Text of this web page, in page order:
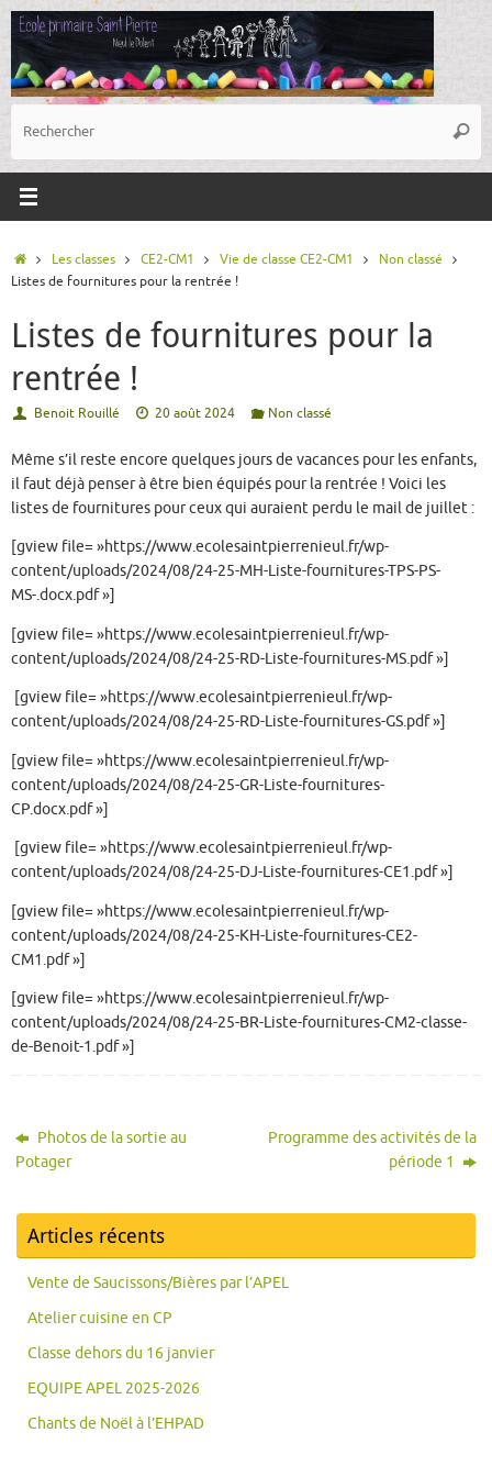
Passer
contenu
:
AccueilLes classes CE2-CM1 Vie de classe CE2-CM1
Non classé
Listes de fournitures pour la rentrée !
Listes de fournitures pour la
rentrée !
Benoit Rouillé 20 août 2024 Non classé
Même s’il reste encore quelques jours de vacances pour les enfants,
il faut déjà penser à être bien équipés pour la rentrée ! Voici les
listes de fournitures pour ceux qui auraient perdu le mail de juillet :
[gview file= »https://www.ecolesaintpierrenieul.fr/wp-
content/uploads/2024/08/24-25-MH-Liste-fournitures-TPS-PS-
MS-.docx.pdf »]
[gview file= »https://www.ecolesaintpierrenieul.fr/wp-
content/uploads/2024/08/24-25-RD-Liste-fournitures-MS.pdf »]
[gview file= »https://www.ecolesaintpierrenieul.fr/wp-
content/uploads/2024/08/24-25-RD-Liste-fournitures-GS.pdf »]
[gview file= »https://www.ecolesaintpierrenieul.fr/wp-
content/uploads/2024/08/24-25-GR-Liste-fournitures-
CP.docx.pdf »]
[gview file= »https://www.ecolesaintpierrenieul.fr/wp-
content/uploads/2024/08/24-25-DJ-Liste-fournitures-CE1.pdf »]
[gview file= »https://www.ecolesaintpierrenieul.fr/wp-
content/uploads/2024/08/24-25-KH-Liste-fournitures-CE2-
CM1.pdf »]
[gview file= »https://www.ecolesaintpierrenieul.fr/wp-
content/uploads/2024/08/24-25-BR-Liste-fournitures-CM2-classe-
de-Benoit-1.pdf »]
Photos de la sortie au
Potager
Programme des activités de la
période 1
Articles récents
Vente de Saucissons/Bières par l’APEL
Atelier cuisine en CP
Classe dehors du 16 janvier
EQUIPE APEL 2025-2026
Chants de Noël à l’EHPAD